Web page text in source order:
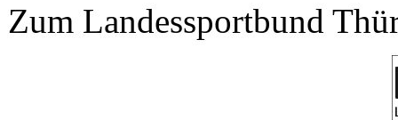
Zum Landessportbund